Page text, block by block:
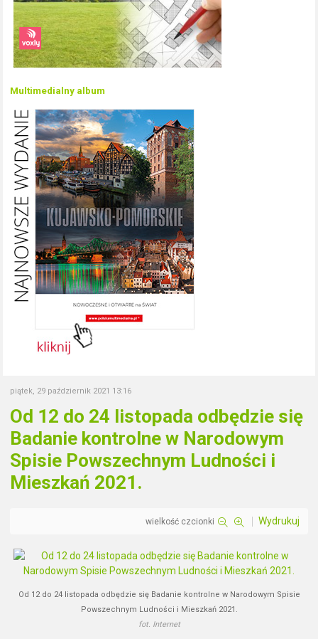
Multimedialny album
piątek, 29 październik 2021 13:16
Od 12 do 24 listopada odbędzie się
Badanie kontrolne w Narodowym
Spisie Powszechnym Ludności i
Mieszkań 2021.
wielkość czcionki Wydrukuj
Od 12 do 24 listopada odbędzie się Badanie kontrolne w Narodowym Spisie
Powszechnym Ludności i Mieszkań 2021.
fot. Internet